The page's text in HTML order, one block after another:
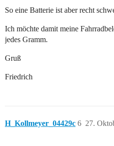
So eine Batterie ist aber recht
Ich möchte damit meine
jedes Gramm.
Gruß
Friedrich
H_Kollmeyer_04429c 27.
6